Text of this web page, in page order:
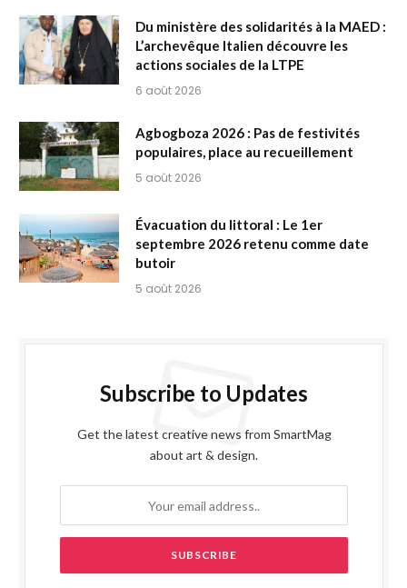
Du ministère des solidarités à la MAED :
L’archevêque Italien découvre les
actions sociales de la LTPE
6 août 2026
Agbogboza 2026 : Pas de festivités
populaires, place au recueillement
5 août 2026
Évacuation du littoral : Le 1er
septembre 2026 retenu comme date
butoir
5 août 2026
Subscribe to Updates
Get the latest creative news from SmartMag
about art & design.